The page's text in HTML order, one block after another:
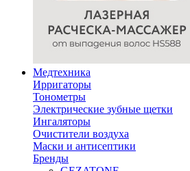
Медтехника
Ирригаторы
Тонометры
Электрические зубные щетки
Ингаляторы
Очистители воздуха
Маски и антисептики
Бренды